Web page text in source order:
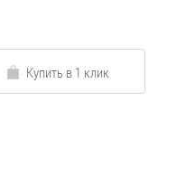
Купить в 1 клик